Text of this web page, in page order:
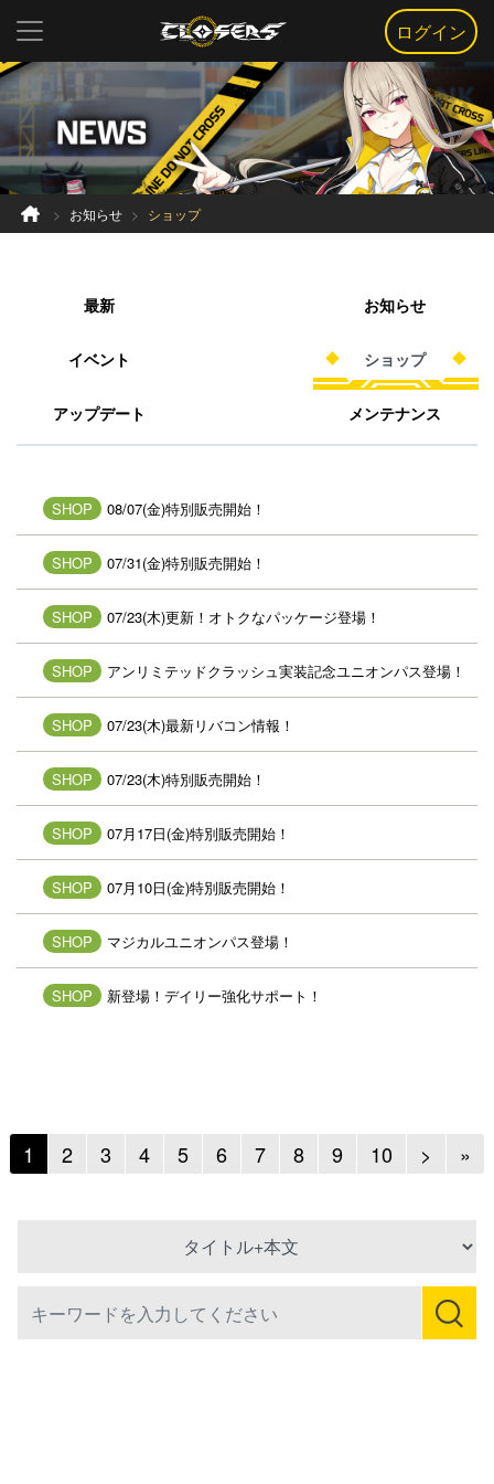
ログイン
お知らせ ショップ
最新 お知らせ
イベント ショップ
アップデート メンテナンス
SHOP 08/07(金)特別販売開始！
SHOP 07/31(金)特別販売開始！
SHOP 07/23(木)更新！オトクなパッケージ登場！
SHOP アンリミテッドクラッシュ実装記念ユニオンパス登場！
SHOP 07/23(木)最新リバコン情報！
SHOP 07/23(木)特別販売開始！
SHOP 07月17日(金)特別販売開始！
SHOP 07月10日(金)特別販売開始！
SHOP マジカルユニオンパス登場！
SHOP 新登場！デイリー強化サポート！
1 2 3 4 5 6 7 8 9 10 > Next
»